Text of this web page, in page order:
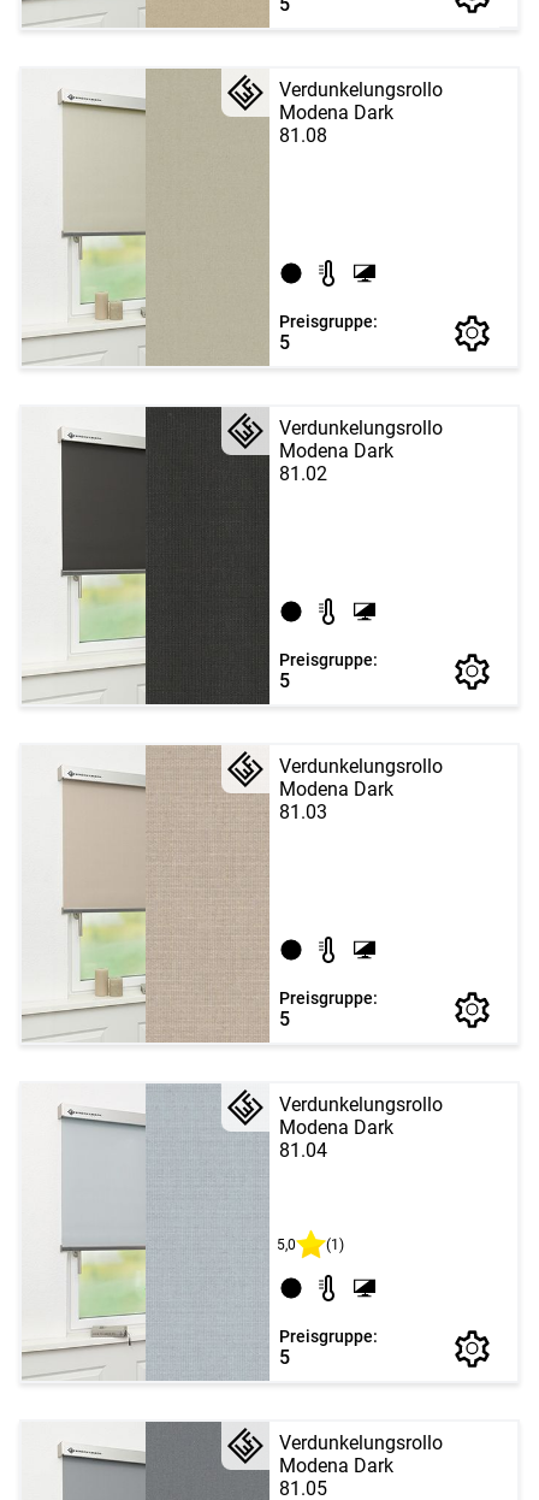
Verdunkelungsrollo
Modena Dark
81.08
Preisgruppe:
5
Verdunkelungsrollo
Modena Dark
81.02
Preisgruppe:
5
Verdunkelungsrollo
Modena Dark
81.03
Preisgruppe:
5
Verdunkelungsrollo
Modena Dark
81.04
5,0 (1)
Preisgruppe:
5
Verdunkelungsrollo
Modena Dark
81.05